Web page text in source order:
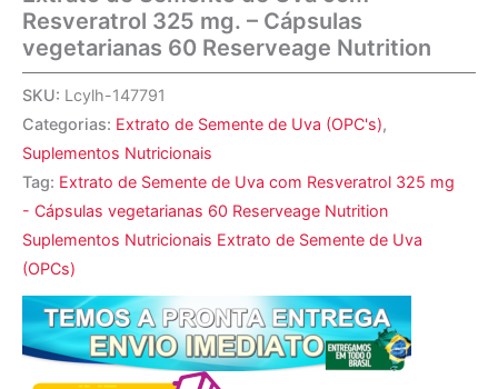
Resveratrol 325 mg. – Cápsulas
vegetarianas 60 Reserveage Nutrition
SKU: Lcylh-147791
Categorias: Extrato de Semente de Uva (OPC's),
Suplementos Nutricionais
Tag: Extrato de Semente de Uva com Resveratrol 325 mg
- Cápsulas vegetarianas 60 Reserveage Nutrition
Suplementos Nutricionais Extrato de Semente de Uva
(OPCs)